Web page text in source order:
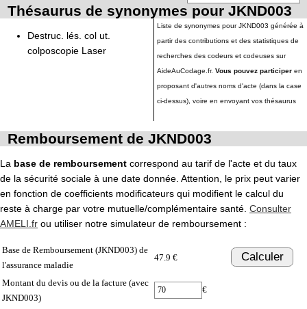
Thésaurus de synonymes pour JKND003
Destruc. lés. col ut.
colposcopie Laser
Liste de synonymes pour JKND003 générée à
partir des contributions et des statistiques de
recherches des codeurs et codeuses sur
AideAuCodage.fr. Vous pouvez participer en
proposant d'autres noms d'acte (dans la case
ci-dessus), voire en envoyant vos thésaurus
Remboursement de JKND003
La base de remboursement correspond au tarif de l'acte et du taux
de la sécurité sociale à une date donnée. Attention, le prix peut varier
en fonction de coefficients modificateurs qui modifient le calcul du
reste à charge par votre mutuelle/complémentaire santé. Consulter
AMELI.fr ou utiliser notre simulateur de remboursement :
Base de Remboursement (JKND003) de
l'assurance maladie
47.9 € Calculer
Montant du devis ou de la facture (avec
JKND003)
€